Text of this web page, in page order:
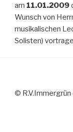
am 11.01.2009
Wunsch von
musikalischen
Solisten)
© R.V.Immergrün